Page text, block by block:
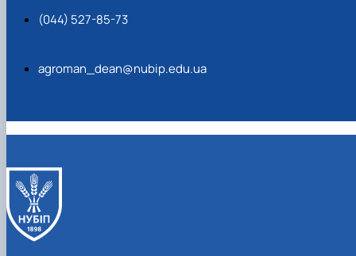
(044) 527-85-73
agroman_dean@nubip.edu.ua